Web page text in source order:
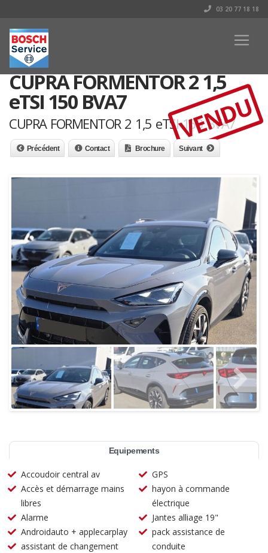
03 20 77 18 18
CUPRA FORMENTOR 2 1,5
eTSI 150 BVA7
CUPRA FORMENTOR 2 1,5 eTSI 150 BVA7
VENDU
Précédent Contact Brochure Suivant
Equipements
Accoudoir central av
Accès et démarrage mains
libres
Alarme
Androidauto + applecarplay
assistant de changement
GPS
hayon à commande
électrique
Jantes alliage 19"
pack assistance de
conduite